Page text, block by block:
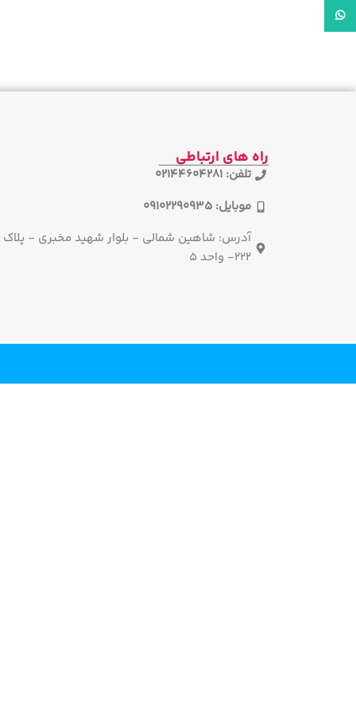
راه های ارتباطی
تلفن: 02144604281
موبایل: 09102290935
آدرس: شاهین شمالی - بلوار شهید مخبری - پلاک
222- واحد 5